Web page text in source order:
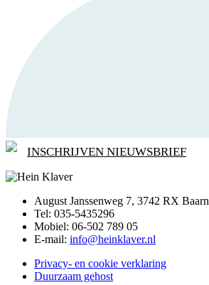
INSCHRIJVEN NIEUWSBRIEF
August Janssenweg 7, 3742 RX Baarn
Tel: 035-5435296
Mobiel: 06-502 789 05
E-mail: info@heinklaver.nl
Privacy- en cookie verklaring
Duurzaam gehost